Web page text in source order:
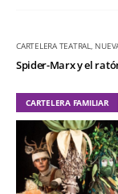
CARTELERA TEATRAL
Spider-Marx y el
CARTELERA FAMILIAR